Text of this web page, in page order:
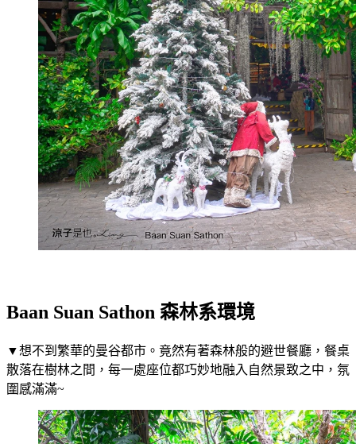
Baan Suan Sathon 森林系環境
▼想不到繁華的曼谷都市。竟然有著森林般的避世餐廳，餐桌
散落在樹林之間，每一處座位都巧妙地融入自然景致之中，氛
圍感滿滿~